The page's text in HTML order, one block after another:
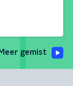
Meer gemist